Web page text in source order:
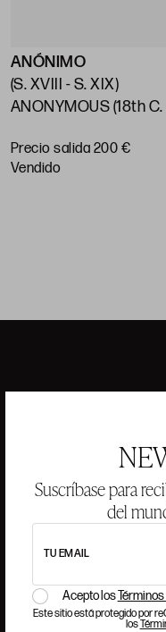
Suscríbase para
del
TU EMAIL
Acepto los
Este sitio está protegido por
los
ANÓNIMO
(S. XVIII - S. XIX)
ANONYMOUS (18th
Precio salida 200 €
vendido
ANSORENA
CONTACTO